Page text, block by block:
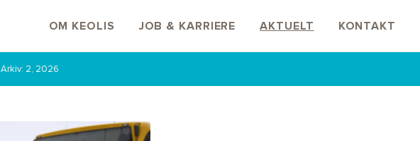
OM KEOLIS JOB & KARRIERE AKTUELT KONTAKT
Arkiv: 2, 2026